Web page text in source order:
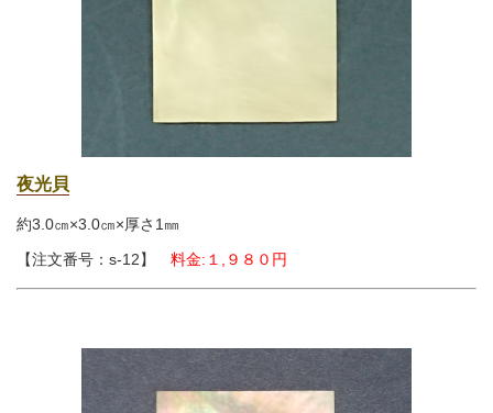
夜光貝
約3.0㎝×3.0㎝×厚さ1㎜
【注文番号：s-12】 料金:１,９８０円